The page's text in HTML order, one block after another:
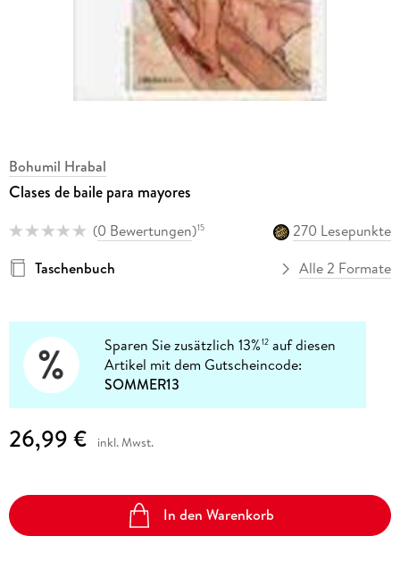
Bohumil Hrabal
Clases de baile para mayores
(0 Bewertungen)15
270 Lesepunkte
Taschenbuch
Alle 2 Formate
Sparen Sie zusätzlich 13%12 auf diesen
Artikel mit dem Gutscheincode:
SOMMER13
26,99 € inkl. Mwst.
In den Warenkorb